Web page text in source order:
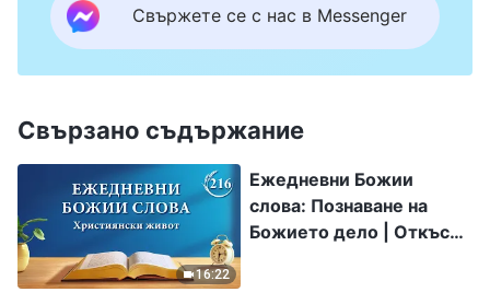
Свържете се с нас в Messenger
Свързано съдържание
16:22
Ежедневни Божии
слова: Познаване на
Божието дело | Откъс